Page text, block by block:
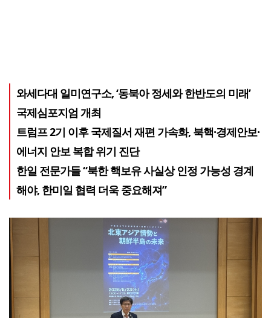
와세다대 일미연구소, ‘동북아 정세와 한반도의 미래’
국제심포지엄 개최
트럼프 2기 이후 국제질서 재편 가속화, 북핵·경제안보·
에너지 안보 복합 위기 진단
한일 전문가들 “북한 핵보유 사실상 인정 가능성 경계
해야, 한미일 협력 더욱 중요해져”